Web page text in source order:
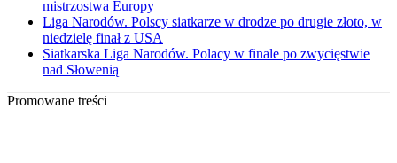
mistrzostwa Europy
Liga Narodów. Polscy siatkarze w drodze po drugie złoto, w
niedzielę finał z USA
Siatkarska Liga Narodów. Polacy w finale po zwycięstwie
nad Słowenią
Promowane treści